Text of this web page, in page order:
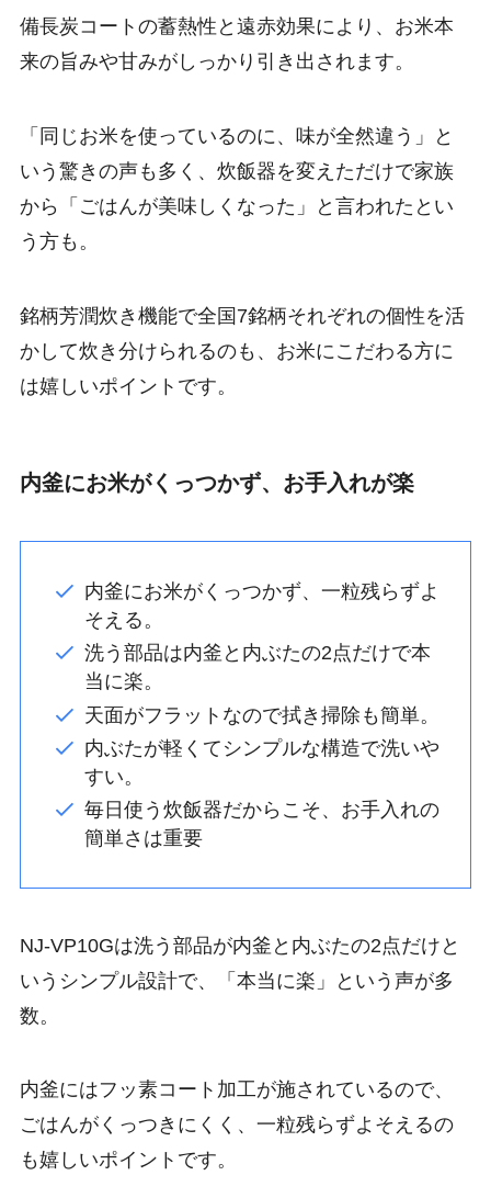
備長炭コートの蓄熱性と遠赤効果により、お米本
来の旨みや甘みがしっかり引き出されます。
「同じお米を使っているのに、味が全然違う」と
いう驚きの声も多く、炊飯器を変えただけで家族
から「ごはんが美味しくなった」と言われたとい
う方も。
銘柄芳潤炊き機能で全国7銘柄それぞれの個性を活
かして炊き分けられるのも、お米にこだわる方に
は嬉しいポイントです。
内釜にお米がくっつかず、お手入れが楽
内釜にお米がくっつかず、一粒残らずよ
そえる。
洗う部品は内釜と内ぶたの2点だけで本
当に楽。
天面がフラットなので拭き掃除も簡単。
内ぶたが軽くてシンプルな構造で洗いや
すい。
毎日使う炊飯器だからこそ、お手入れの
簡単さは重要
NJ-VP10Gは洗う部品が内釜と内ぶたの2点だけと
いうシンプル設計で、「本当に楽」という声が多
数。
内釜にはフッ素コート加工が施されているので、
ごはんがくっつきにくく、一粒残らずよそえるの
も嬉しいポイントです。